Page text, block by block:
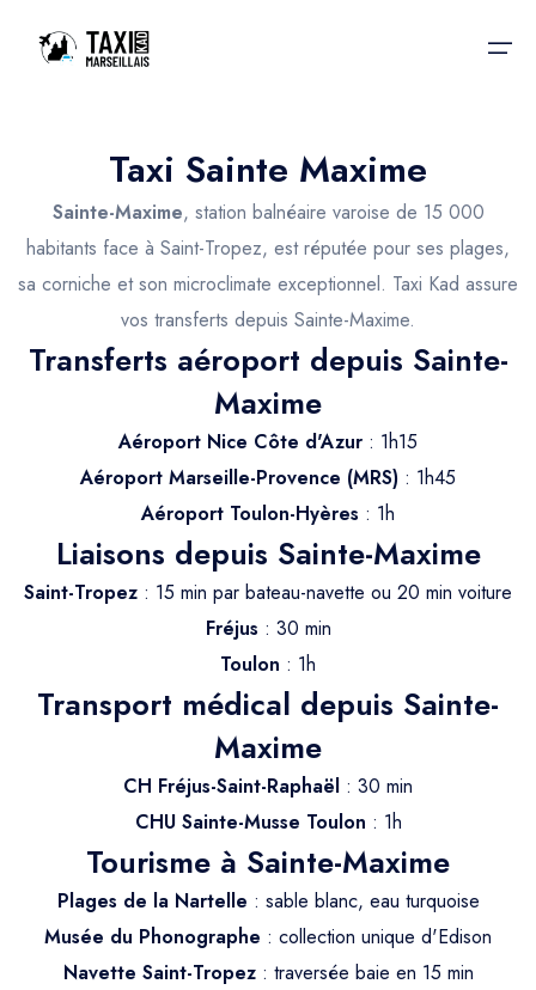
Accueil
Nos services
Nos services
Taxis Aéroport
Trajet Gare SNCF
Trajet Port croisière
Trajet Séminaire
Trajet Santé
Trajet Longue Distance
Taxis aéroport
Réservation
Actualités & évènements
Contactez-nous
Taxi Sainte Maxime
Sainte-Maxime, station balnéaire varoise de 15 000
habitants face à Saint-Tropez, est réputée pour ses plages,
sa corniche et son microclimate exceptionnel. Taxi Kad assure
vos transferts depuis Sainte-Maxime.
Transferts aéroport depuis Sainte-
Maxime
Aéroport Nice Côte d'Azur : 1h15
Aéroport Marseille-Provence (MRS) : 1h45
Aéroport Toulon-Hyères : 1h
Liaisons depuis Sainte-Maxime
Saint-Tropez : 15 min par bateau-navette ou 20 min voiture
Fréjus : 30 min
Toulon : 1h
Transport médical depuis Sainte-
Maxime
CH Fréjus-Saint-Raphaël : 30 min
CHU Sainte-Musse Toulon : 1h
Tourisme à Sainte-Maxime
Plages de la Nartelle : sable blanc, eau turquoise
Musée du Phonographe : collection unique d'Edison
Navette Saint-Tropez: traversée baie en 15 min